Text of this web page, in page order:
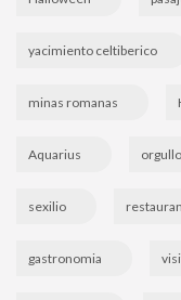
yacimiento celtiberico
minas romanas
Aquarius orgullo
sexilio
gastronomia